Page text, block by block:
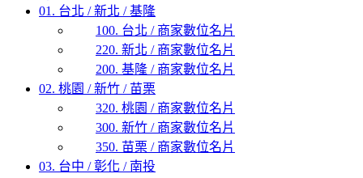
01. 台北 / 新北 / 基隆
100. 台北 / 商家數位名片
220. 新北 / 商家數位名片
200. 基隆 / 商家數位名片
02. 桃園 / 新竹 / 苗栗
320. 桃園 / 商家數位名片
300. 新竹 / 商家數位名片
350. 苗栗 / 商家數位名片
03. 台中 / 彰化 / 南投